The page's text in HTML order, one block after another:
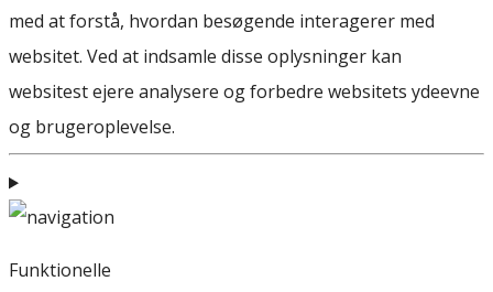
med at forstå, hvordan besøgende interagerer med
websitet. Ved at indsamle disse oplysninger kan
websitest ejere analysere og forbedre websitets ydeevne
og brugeroplevelse.
Funktionelle